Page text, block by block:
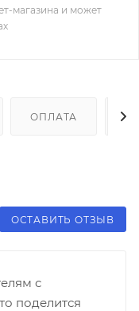
магазина и может
ОПЛАТА
ОСТАВИТЬ ОТЗЫВ
с
поделится